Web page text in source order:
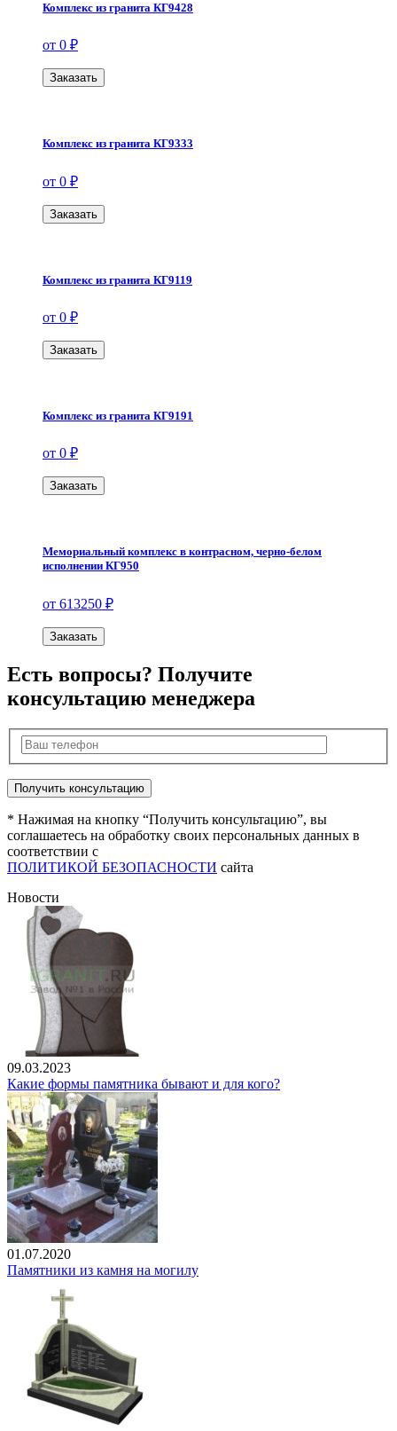
Комплекс из гранита КГ9428
от 0 ₽
Заказать
Комплекс из гранита КГ9333
от 0 ₽
Заказать
Комплекс из гранита КГ9119
от 0 ₽
Заказать
Комплекс из гранита КГ9191
от 0 ₽
Заказать
Мемориальный комплекс в контрасном, черно-белом
исполнении КГ950
от 613250 ₽
Заказать
Есть вопросы? Получите
консультацию менеджера
* Нажимая на кнопку “Получить консультацию”, вы
соглашаетесь на обработку своих персональных данных в
соответствии с
ПОЛИТИКОЙ БЕЗОПАСНОСТИ сайта
Новости
09.03.2023
Какие формы памятника бывают и для кого?
01.07.2020
Памятники из камня на могилу